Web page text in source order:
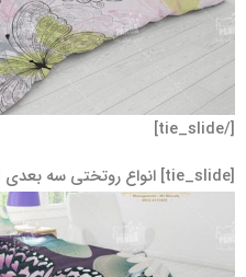
[/tie_slide]
[tie_slide] انواع روتختی سه بعدی |